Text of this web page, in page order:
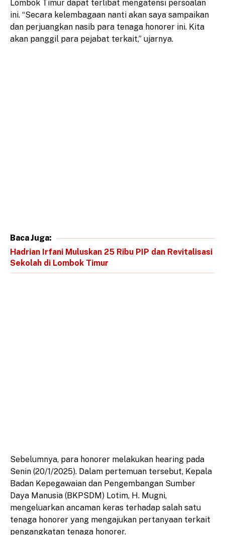
Lombok Timur dapat terlibat mengatensi persoalan
ini. “Secara kelembagaan nanti akan saya sampaikan
dan perjuangkan nasib para tenaga honorer ini. Kita
akan panggil para pejabat terkait,” ujarnya.
Baca Juga:
Hadrian Irfani Muluskan 25 Ribu PIP dan Revitalisasi
Sekolah di Lombok Timur
Sebelumnya, para honorer melakukan hearing pada
Senin (20/1/2025). Dalam pertemuan tersebut, Kepala
Badan Kepegawaian dan Pengembangan Sumber
Daya Manusia (BKPSDM) Lotim, H. Mugni,
mengeluarkan ancaman keras terhadap salah satu
tenaga honorer yang mengajukan pertanyaan terkait
pengangkatan tenaga honorer.